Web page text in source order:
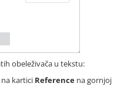
obeleživača u tekstu:
na kartici Reference na gornjoj